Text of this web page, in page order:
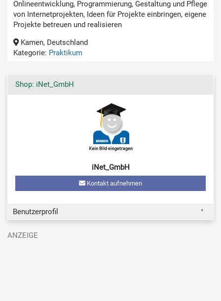
Onlineentwicklung, Programmierung, Gestaltung und Pflege
von Internetprojekten, Ideen für Projekte einbringen, eigene
Projekte betreuen und realisieren
Kamen, Deutschland
Kategorie: Praktikum
Shop: iNet_GmbH
iNet_GmbH
Kontakt aufnehmen
Benutzerprofil